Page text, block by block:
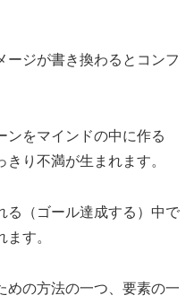
ージが書き換わるとコンフ
ンをマインドの中に作る
り不満が生まれます。
る（ゴール達成する）中で
す。
めの方法の一つ、要素の一